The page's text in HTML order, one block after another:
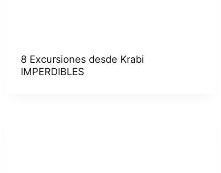
8 Excursiones desde Krabi
IMPERDIBLES